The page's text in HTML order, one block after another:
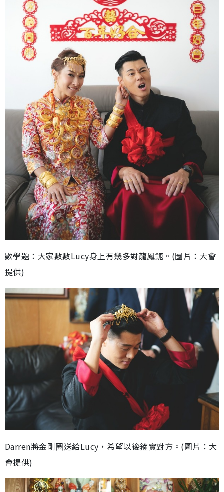
數學題：大家數數Lucy身上有幾多對龍鳳鈪。(圖片：大會
提供)
Darren將金剛圈送給Lucy，希望以後箍實對方。(圖片：大
會提供)